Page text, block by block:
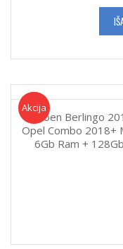
Akcija
Akcija!
Citroen Berlingo
Opel Combo 2018+
6Gb Ram +